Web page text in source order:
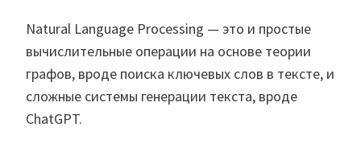
Natural Language Processing — это и простые
вычислительные операции на основе теории
графов, вроде поиска ключевых слов в тексте, и
сложные системы генерации текста, вроде
ChatGPT.